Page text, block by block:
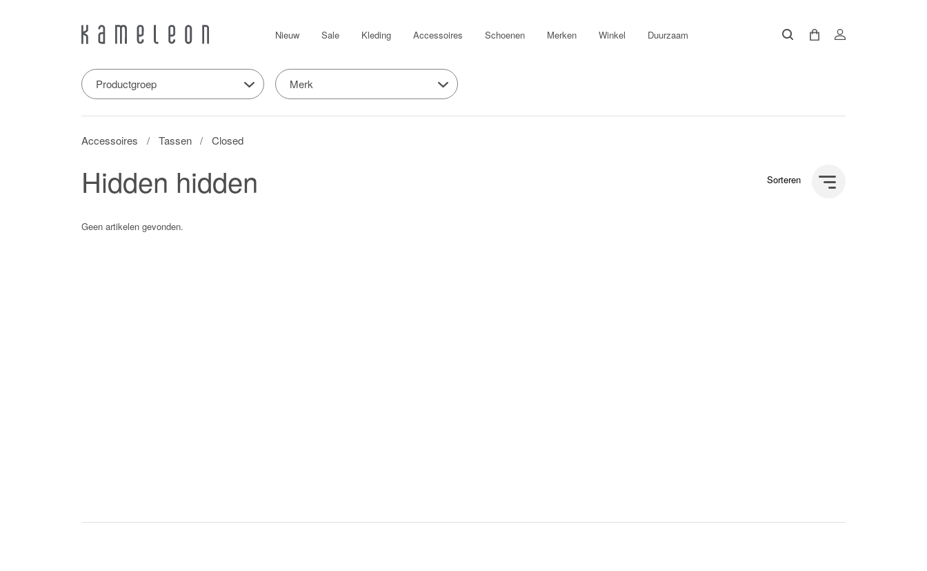
Nieuw Sale Kleding Accessoires Schoenen Merken Winkel Duurzaam
Productgroep Merk
Accessoires Tassen Closed
Hidden hidden Sorteren
Geen artikelen gevonden.